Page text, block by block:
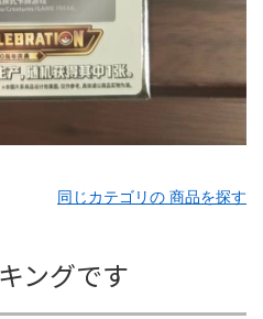
同じカテゴリの 商品を探す
ングです